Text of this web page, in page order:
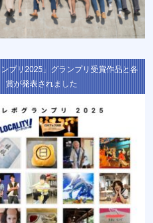
ンプリ2025」グランプリ受賞作品と各
賞が発表されました